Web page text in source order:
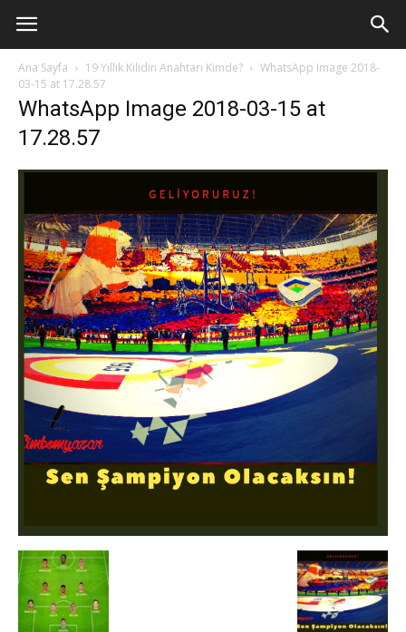
Ana Sayfa 19 Yıllık Kilidin Anahtarı Kimde?
WhatsApp Image 2018-
03-15 at 17.28.57
WhatsApp Image 2018-03-15 at
17.28.57